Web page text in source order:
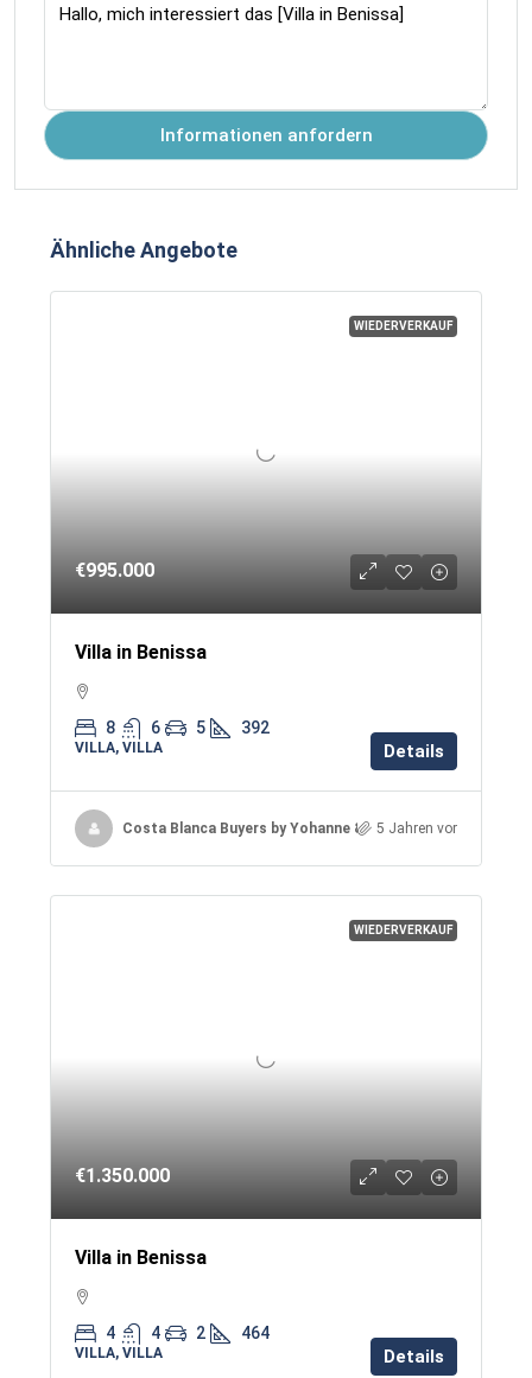
Informationen anfordern
Ähnliche Angebote
WIEDERVERKAUF
€995.000
Villa in Benissa
8 6 5 392
VILLA, VILLA Details
Costa Blanca Buyers by Yohanne & Jacqueline
5 Jahren vor
WIEDERVERKAUF
€1.350.000
Villa in Benissa
4 4 2 464
VILLA, VILLA Details